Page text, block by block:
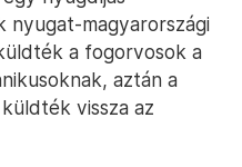
nyugat-magyarországi
a fogorvosok a
aztán a
vissza az